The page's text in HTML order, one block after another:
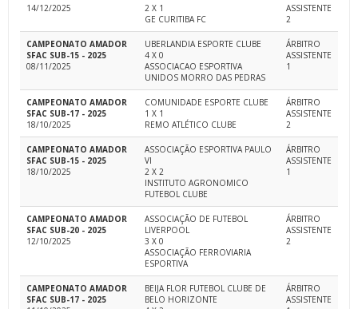
14/12/2025
2 X 1
GE CURITIBA FC
ASSISTENTE
2
CAMPEONATO AMADOR
SFAC SUB-15 - 2025
08/11/2025
UBERLANDIA ESPORTE CLUBE
4 X 0
ASSOCIACAO ESPORTIVA
UNIDOS MORRO DAS PEDRAS
ÁRBITRO
ASSISTENTE
1
CAMPEONATO AMADOR
SFAC SUB-17 - 2025
18/10/2025
COMUNIDADE ESPORTE CLUBE
1 X 1
REMO ATLÉTICO CLUBE
ÁRBITRO
ASSISTENTE
2
CAMPEONATO AMADOR
SFAC SUB-15 - 2025
18/10/2025
ASSOCIAÇÃO ESPORTIVA PAULO
VI
2 X 2
INSTITUTO AGRONOMICO
FUTEBOL CLUBE
ÁRBITRO
ASSISTENTE
1
CAMPEONATO AMADOR
SFAC SUB-20 - 2025
12/10/2025
ASSOCIAÇÃO DE FUTEBOL
LIVERPOOL
3 X 0
ASSOCIAÇÃO FERROVIARIA
ESPORTIVA
ÁRBITRO
ASSISTENTE
2
CAMPEONATO AMADOR
SFAC SUB-17 - 2025
BEIJA FLOR FUTEBOL CLUBE DE
BELO HORIZONTE
ÁRBITRO
ASSISTENTE